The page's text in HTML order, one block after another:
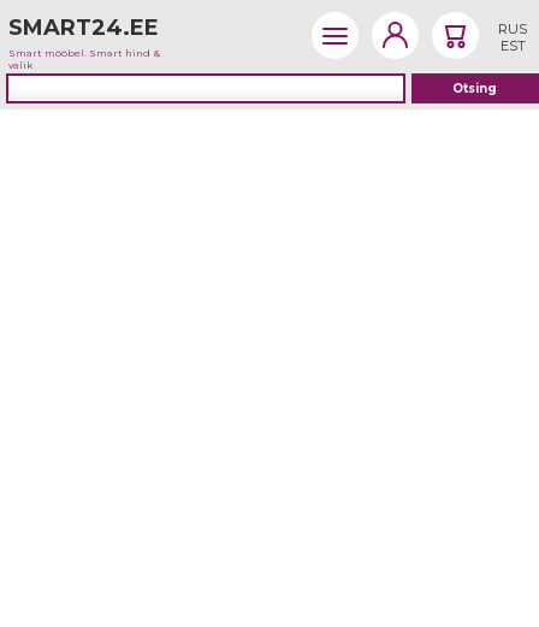
SMART24.EE
Smart mööbel. Smart hind &
valik
RUS
EST